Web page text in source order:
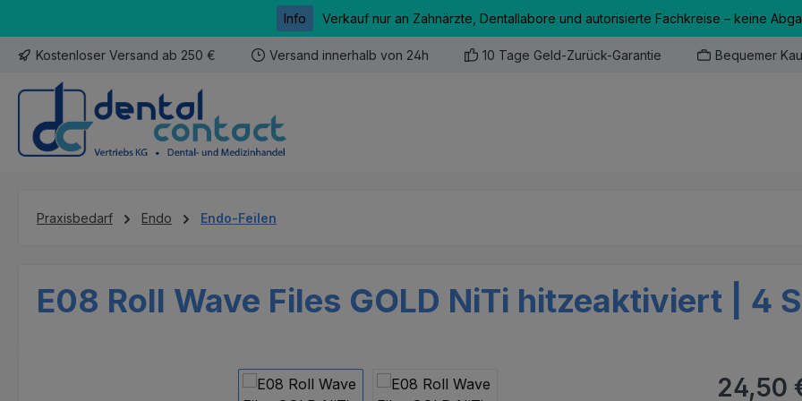
Info Verkauf nur an Zahnärzte, Dentallabore und autorisierte Fachkreise – keine
Kostenloser Versand ab 250 € Versand innerhalb von 24h 10 Tage Geld-Zurück-Garantie Bequemer
Praxisbedarf Endo Endo-Feilen
E08 Roll Wave Files GOLD NiTi hitzeaktiviert | 4
Regulärer
24,50